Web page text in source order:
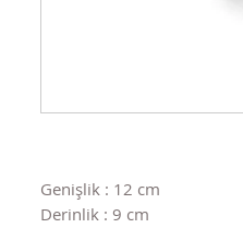
Genişlik : 12 cm
Derinlik : 9 cm